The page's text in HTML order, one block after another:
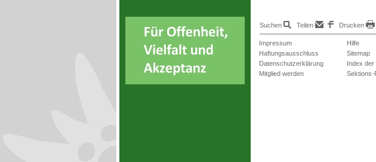
Suchen Teilen Drucken
Impressum
Haftungsausschluss
Datenschutzerklärung
Mitglied werden
Hilfe
Sitemap
Index der
Sektions-